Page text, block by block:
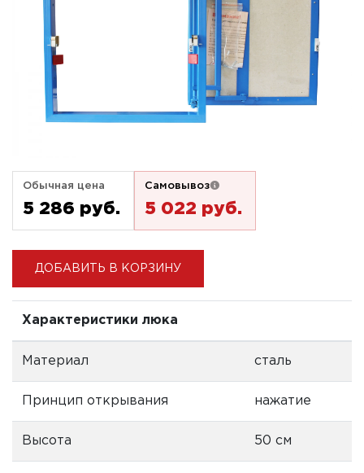
Обычная цена
5 286 pуб.
Самовывоз
5 022 pуб.
ДОБАВИТЬ В КОРЗИНУ
Характеристики люка
Материал сталь
Принцип открывания нажатие
Высота 50 см